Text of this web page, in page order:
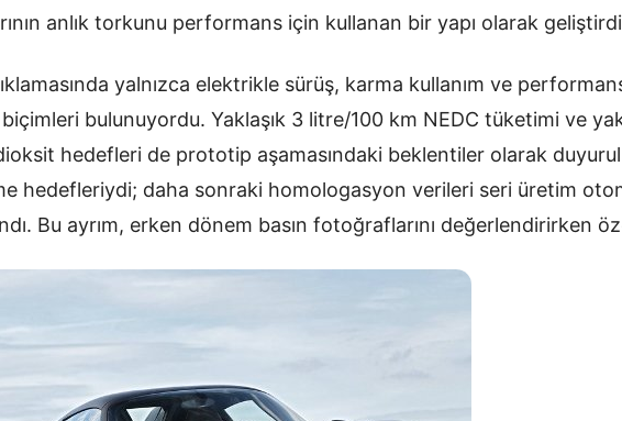
anlık torkunu performans için kullanan bir yapı olarak
yalnızca elektrikle sürüş, karma kullanım ve
biçimleri bulunuyordu. Yaklaşık 3 litre/100 km NEDC tüketimi ve
hedefleri de prototip aşamasındaki beklentiler olarak
hedefleriydi; daha sonraki homologasyon verileri seri üretim
Bu ayrım, erken dönem basın fotoğraflarını değerlendirirken